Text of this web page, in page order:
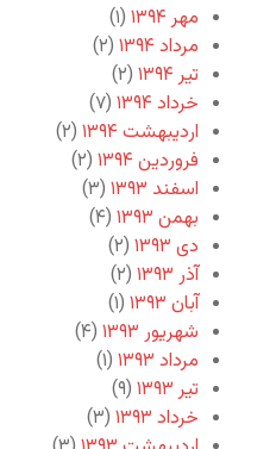
مهر ۱۳۹۴
(۱)
مرداد ۱۳۹۴
(۲)
تیر ۱۳۹۴
(۲)
خرداد ۱۳۹۴
(۷)
اردیبهشت ۱۳۹۴
(۲)
فروردین ۱۳۹۴
(۲)
اسفند ۱۳۹۳
(۳)
بهمن ۱۳۹۳
(۴)
دی ۱۳۹۳
(۲)
آذر ۱۳۹۳
(۲)
آبان ۱۳۹۳
(۱)
شهریور ۱۳۹۳
(۴)
مرداد ۱۳۹۳
(۱)
تیر ۱۳۹۳
(۹)
خرداد ۱۳۹۳
(۳)